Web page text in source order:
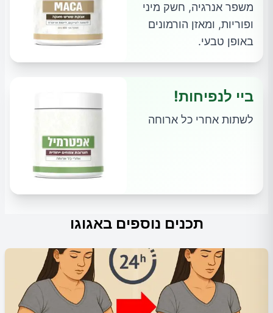
משפר אנרגיה, חשק מיני
ופוריות, ומאזן הורמונים
באופן טבעי.
ביי לנפיחות!
לשתות אחרי כל ארוחה
תכנים נוספים באגוגו